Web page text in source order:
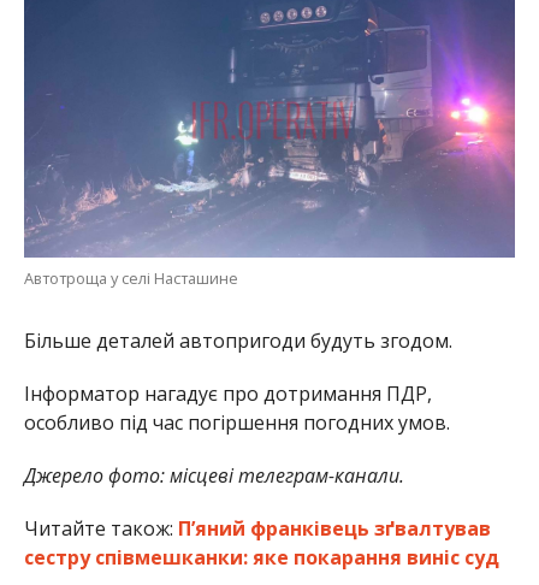
Автотроща у селі Насташине
Більше деталей автопригоди будуть згодом.
Інформатор нагадує про дотримання ПДР,
особливо під час погіршення погодних умов.
Джерело фото: місцеві телеграм-канали.
Читайте також: П’яний франківець зґвалтував
сестру співмешканки: яке покарання виніс суд